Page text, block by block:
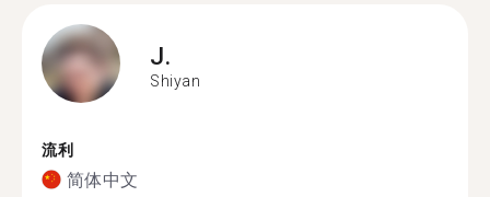
J.
Shiyan
流利
简体中文